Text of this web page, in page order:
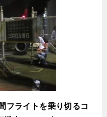
フライトを乗り切るコ